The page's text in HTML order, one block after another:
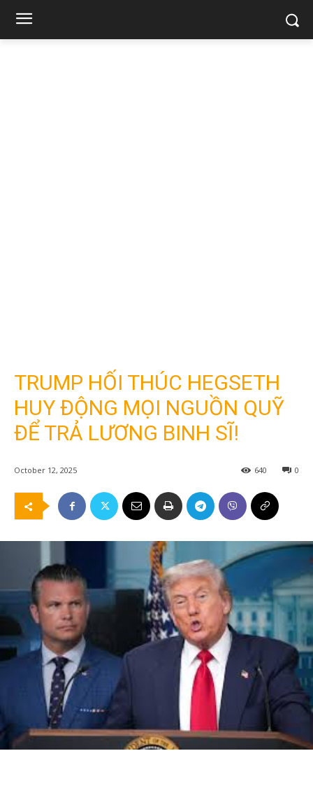
TRUMP HỐI THÚC HEGSETH
HUY ĐỘNG MỌI NGUỒN QUỸ
ĐỂ TRẢ LƯƠNG BINH SĨ!
October 12, 2025 0
640